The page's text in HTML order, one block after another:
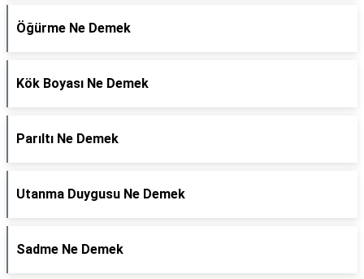
Öğürme Ne Demek
Kök Boyası Ne Demek
Parıltı Ne Demek
Utanma Duygusu Ne Demek
Sadme Ne Demek